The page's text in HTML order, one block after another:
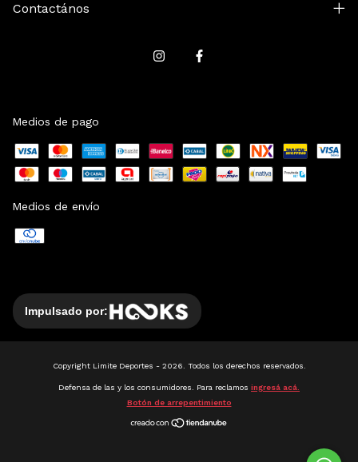
Contactános
Medios de pago
Medios de envío
Impulsado por:
Copyright Limite Deportes - 2026. Todos los derechos reservados.
Defensa de las y los consumidores. Para reclamos ingresá acá.
Botón de arrepentimiento